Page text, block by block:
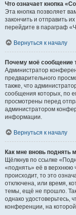
Что означает кнопка
Эта кнопка позволяет
закончить и отправить
перейдите в параграф
Вернуться к началу
Почему моё сообщение
Администратор
предварительного
также, что
сообщения которых, по
просмотрены перед
администратором
информации.
Вернуться к началу
Как мне вновь поднять
Щёлкнув по ссылке
«поднять» её в верхнюю
происходит, то это
отключена, или время,
темы, ещё не прошло.
однако
конференции, на